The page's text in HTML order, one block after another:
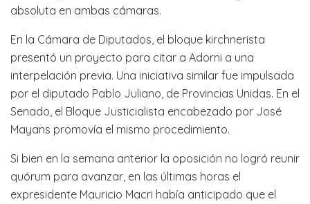
absoluta en ambas cámaras.
En la Cámara de Diputados, el bloque kirchnerista
presentó un proyecto para citar a Adorni a una
interpelación previa. Una iniciativa similar fue impulsada
por el diputado Pablo Juliano, de Provincias Unidas. En el
Senado, el Bloque Justicialista encabezado por José
Mayans promovía el mismo procedimiento.
Si bien en la semana anterior la oposición no logró reunir
quórum para avanzar, en las últimas horas el
expresidente Mauricio Macri había anticipado que el